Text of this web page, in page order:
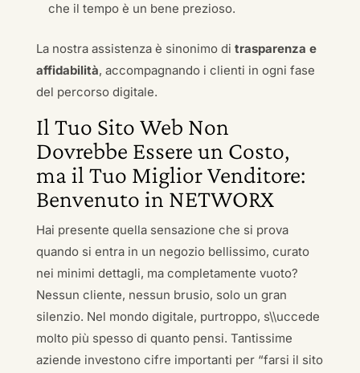
che il tempo è un bene prezioso.
La nostra assistenza è sinonimo di trasparenza e
affidabilità, accompagnando i clienti in ogni fase
del percorso digitale.
Il Tuo Sito Web Non
Dovrebbe Essere un Costo,
ma il Tuo Miglior Venditore:
Benvenuto in NETWORX
Hai presente quella sensazione che si prova
quando si entra in un negozio bellissimo, curato
nei minimi dettagli, ma completamente vuoto?
Nessun cliente, nessun brusio, solo un gran
silenzio. Nel mondo digitale, purtroppo, s\\uccede
molto più spesso di quanto pensi. Tantissime
aziende investono cifre importanti per “farsi il sito